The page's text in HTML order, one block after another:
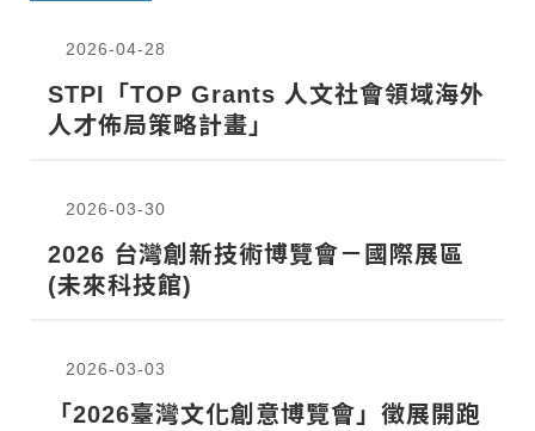
2026-04-28
STPI「TOP Grants 人文社會領域海外
人才佈局策略計畫」
2026-03-30
2026 台灣創新技術博覽會－國際展區
(未來科技館)
2026-03-03
「2026臺灣文化創意博覽會」徵展開跑